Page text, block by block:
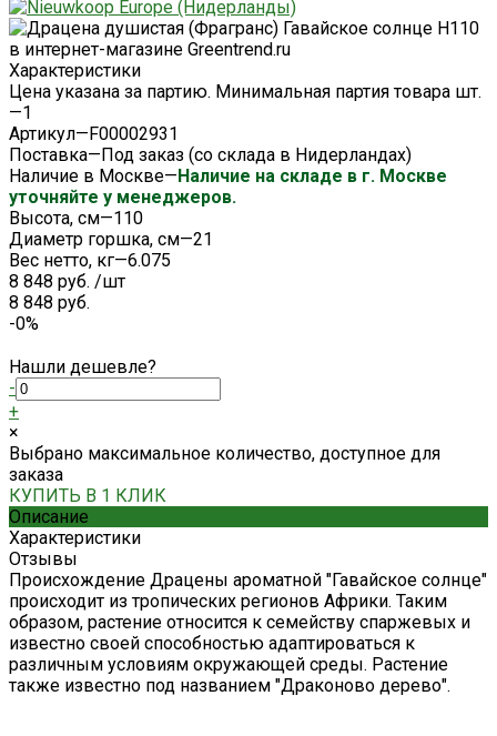
Характеристики
Цена указана за партию. Минимальная партия товара шт.
—1
Артикул—F00002931
Поставка—Под заказ (со склада в Нидерландах)
Наличие в Москве—Наличие на складе в г. Москве
уточняйте у менеджеров.
Высота, см—110
Диаметр горшка, см—21
Вес нетто, кг—6.075
8 848 руб. /шт
8 848 руб.
-0%
Нашли дешевле?
-
+
×
Выбрано максимальное количество, доступное для
заказа
КУПИТЬ В 1 КЛИК
Описание
Характеристики
Отзывы
Происхождение Драцены ароматной "Гавайское солнце"
происходит из тропических регионов Африки. Таким
образом, растение относится к семейству спаржевых и
известно своей способностью адаптироваться к
различным условиям окружающей среды. Растение
также известно под названием "Драконово дерево".